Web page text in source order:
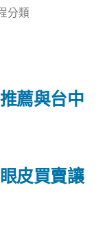
分類
皮買賣讓
薦與台中